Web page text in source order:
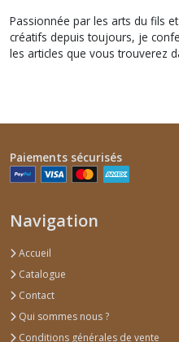
Passionnée par les arts du fils
créatifs depuis toujours, je
les articles que vous trouverez
Paiements sécurisés
Navigation
Accueil
Catalogue
Contact
Qui sommes nous ?
Conditions générales de vente